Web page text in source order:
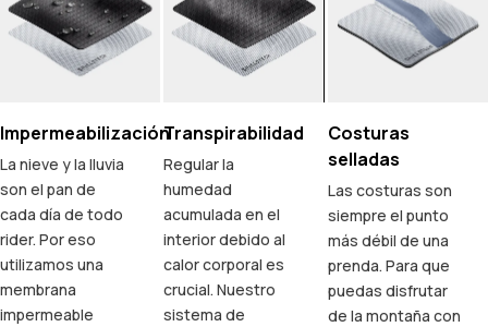
Impermeabilización
La nieve y la lluvia
son el pan de
cada día de todo
rider. Por eso
utilizamos una
membrana
impermeable
Transpirabilidad
Regular la
humedad
acumulada en el
interior debido al
calor corporal es
crucial. Nuestro
sistema de
Costuras
selladas
Las costuras son
siempre el punto
más débil de una
prenda. Para que
puedas disfrutar
de la montaña con